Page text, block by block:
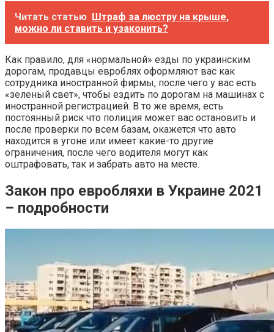
Читать статью Штраф за люстру на крыше,
можно ли ставить и узаконить?
Как правило, для «нормальной» езды по украинским
дорогам, продавцы евроблях оформляют вас как
сотрудника иностранной фирмы, после чего у вас есть
«зеленый свет», чтобы ездить по дорогам на машинах с
иностранной регистрацией. В то же время, есть
постоянный риск что полиция может вас остановить и
после проверки по всем базам, окажется что авто
находится в угоне или имеет какие-то другие
ограничения, после чего водителя могут как
оштрафовать, так и забрать авто на месте.
Закон про евробляхи в Украине 2021
– подробности